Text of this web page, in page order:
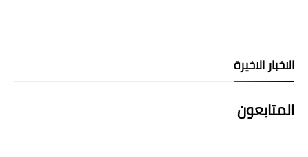
الاخبار الاخيرة
المتابعون